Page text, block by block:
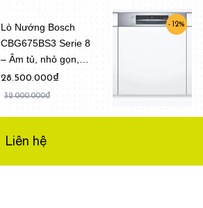
Lò Nướng Bosch
CBG675BS3 Serie 8
– Âm tủ, nhỏ gọn,
Dung tích 47 Lít
28.500.000₫
32.000.000₫
12%
Liên hệ